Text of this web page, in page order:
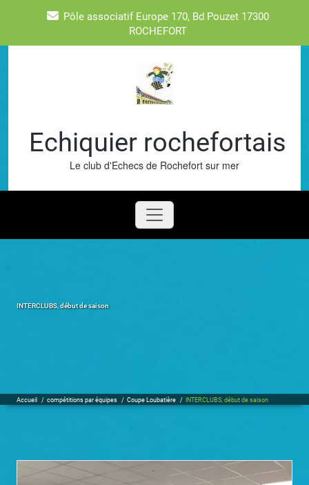
Pôle associatif Europe 170, Bd Pouzet 17300
ROCHEFORT
Echiquier rochefortais
Le club d'Echecs de Rochefort sur mer
INTERCLUBS, début de saison
Accueil / compétitions par équipes / Coupe Loubatière / INTERCLUBS, début de saison